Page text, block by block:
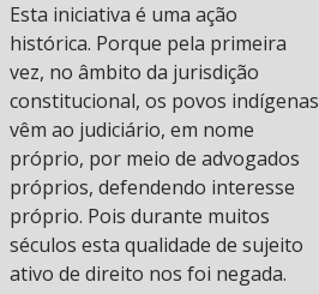
Esta iniciativa é uma ação
histórica. Porque pela primeira
vez, no âmbito da jurisdição
constitucional, os povos indígenas
vêm ao judiciário, em nome
próprio, por meio de advogados
próprios, defendendo interesse
próprio. Pois durante muitos
séculos esta qualidade de sujeito
ativo de direito nos foi negada.